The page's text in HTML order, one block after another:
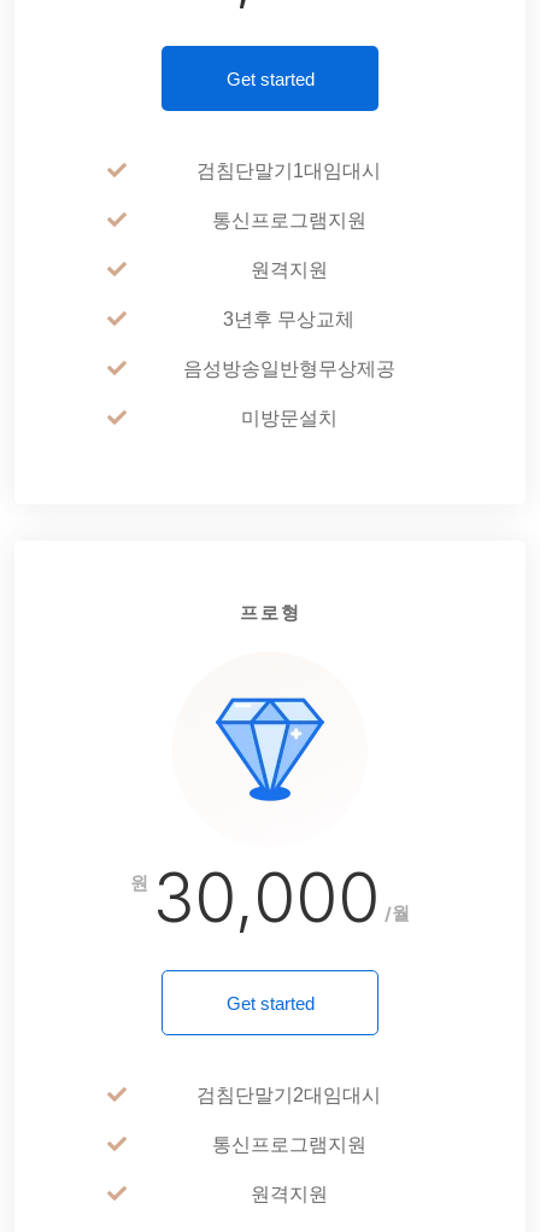
Get started
검침단말기1대임대시
통신프로그램지원
원격지원
3년후 무상교체
음성방송일반형무상제공
미방문설치
프로형
원 30,000 /월
Get started
검침단말기2대임대시
통신프로그램지원
원격지원